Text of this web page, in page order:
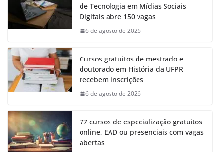
de Tecnologia em Mídias Sociais
Digitais abre 150 vagas
6 de agosto de 2026
Cursos gratuitos de mestrado e
doutorado em História da UFPR
recebem inscrições
6 de agosto de 2026
77 cursos de especialização gratuitos
online, EAD ou presenciais com vagas
abertas